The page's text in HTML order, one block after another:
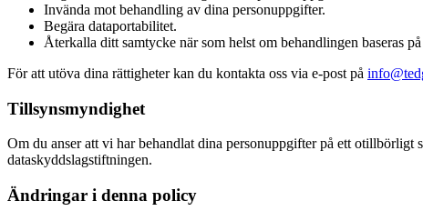
Invända mot behandling av dina personuppgifter.
Begära dataportabilitet.
Återkalla ditt samtycke när som helst om behandlingen baseras
För att utöva dina rättigheter kan du kontakta oss via e-post på
Tillsynsmyndighet
Om du anser att vi har behandlat dina personuppgifter på ett
dataskyddslagstiftningen.
Ändringar i denna policy